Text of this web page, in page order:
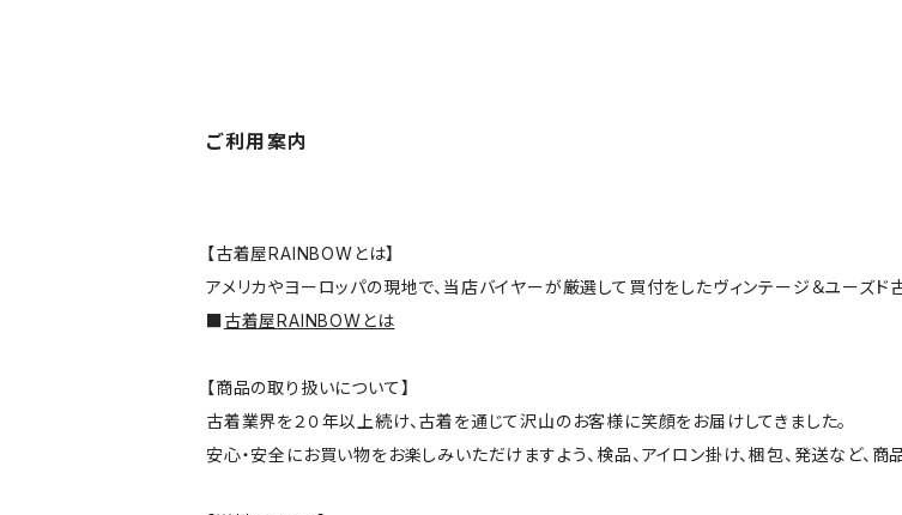
ご利用案内
【古着屋RAINBOWとは】
アメリカやヨーロッパの現地で、当店バイヤーが厳選して買付をしたヴィンテージ＆ユーズド
■古着屋RAINBOWとは
【商品の取り扱いについて】
古着業界を２０年以上続け、古着を通じて沢山のお客様に笑顔をお届けしてきました。
安心・安全にお買い物をお楽しみいただけますよう、検品、アイロン掛け、梱包、発送など、